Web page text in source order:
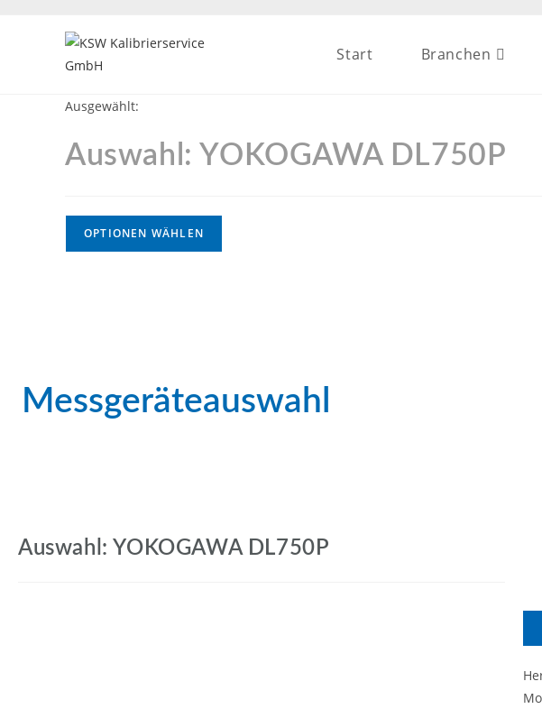
Start Branchen
Ausgewählt:
Auswahl: YOKOGAWA DL750P
OPTIONEN WÄHLEN
Messgeräteauswahl
Auswahl: YOKOGAWA DL750P